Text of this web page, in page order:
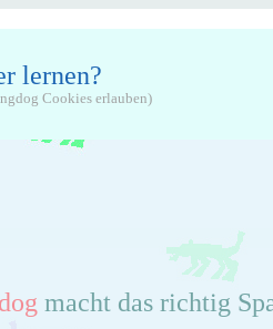
lernen?
Cookies erlauben)
macht das richtig